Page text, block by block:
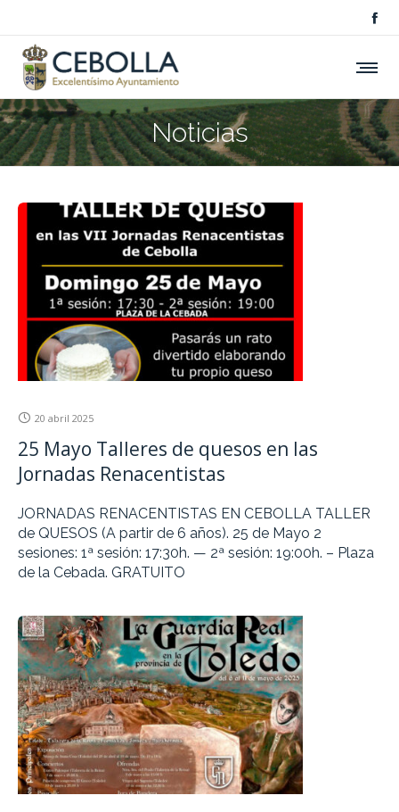
Noticias
20 abril 2025
25 Mayo Talleres de quesos en las
Jornadas Renacentistas
JORNADAS RENACENTISTAS EN CEBOLLA TALLER
de QUESOS (A partir de 6 años). 25 de Mayo 2
sesiones: 1ª sesión: 17:30h. — 2ª sesión: 19:00h. – Plaza
de la Cebada. GRATUITO